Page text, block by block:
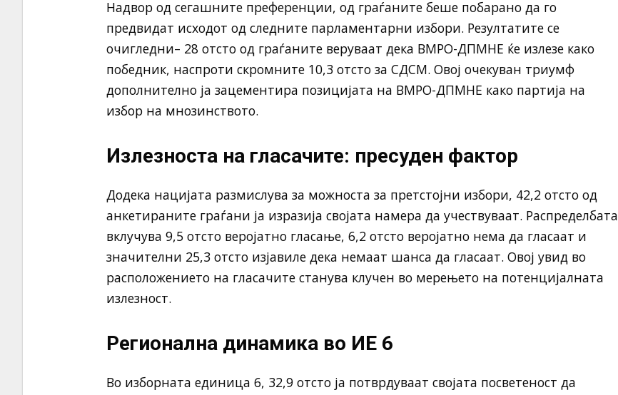
Надвор од сегашните преференции, од граѓаните беше побарано да го
предвидат исходот од следните парламентарни избори. Резултатите се
очигледни– 28 отсто од граѓаните веруваат дека ВМРО-ДПМНЕ ќе излезе како
победник, наспроти скромните 10,3 отсто за СДСМ. Овој очекуван триумф
дополнително ја зацементира позицијата на ВМРО-ДПМНЕ како партија на
избор на мнозинството.
Излезноста на гласачите: пресуден фактор
Додека нацијата размислува за можноста за претстојни избори, 42,2 отсто од
анкетираните граѓани ја изразија својата намера да учествуваат. Распределбата
вклучува 9,5 отсто веројатно гласање, 6,2 отсто веројатно нема да гласаат и
значителни 25,3 отсто изјавиле дека немаат шанса да гласаат. Овој увид во
расположението на гласачите станува клучен во мерењето на потенцијалната
излезност.
Регионална динамика во ИЕ 6
Во изборната единица 6, 32,9 отсто ја потврдуваат својата посветеност да